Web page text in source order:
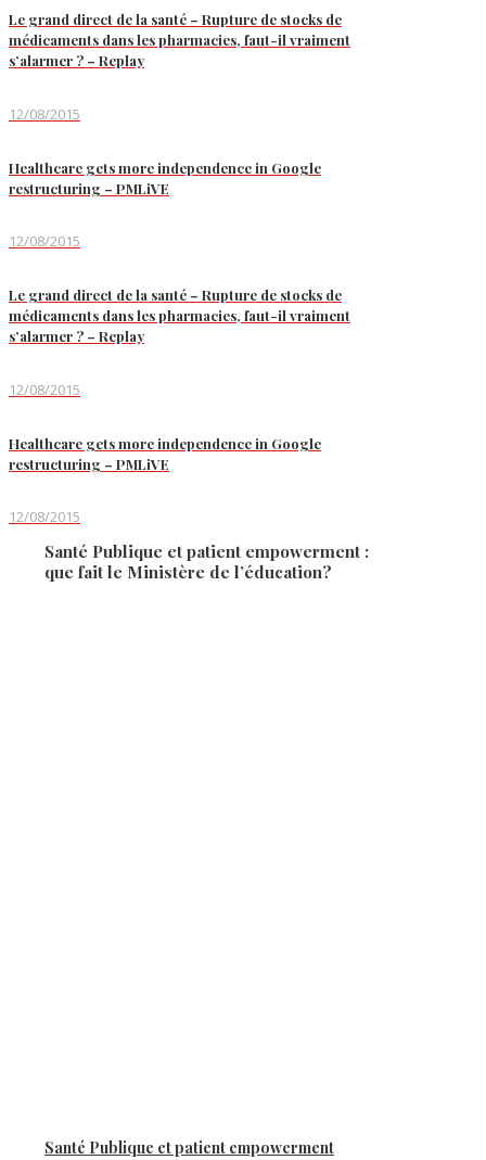
Le grand direct de la santé – Rupture de stocks de
médicaments dans les pharmacies, faut-il vraiment
s’alarmer ? – Replay
12/08/2015
Healthcare gets more independence in Google
restructuring – PMLiVE
12/08/2015
Le grand direct de la santé – Rupture de stocks de
médicaments dans les pharmacies, faut-il vraiment
s’alarmer ? – Replay
12/08/2015
Healthcare gets more independence in Google
restructuring – PMLiVE
12/08/2015
Santé Publique et patient empowerment :
que fait le Ministère de l’éducation?
Santé Publique et patient empowerment